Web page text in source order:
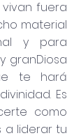
fuera
material
y para
granDiosa
te hará
Es
como
a liderar tu